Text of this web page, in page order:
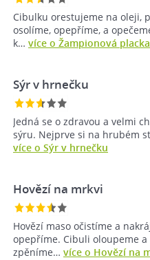
Cibulku orestujeme na oleji,
osolíme, opepříme, a
k… více o Žampionová placka
Sýr v hrnečku
Jedná se o zdravou a velmi
sýru. Nejprve si na hrubém
více o Sýr v hrnečku
Hovězí na mrkvi
Hovězí maso očistíme a
opepříme. Cibuli oloupeme
zpěníme… více o Hovězí na